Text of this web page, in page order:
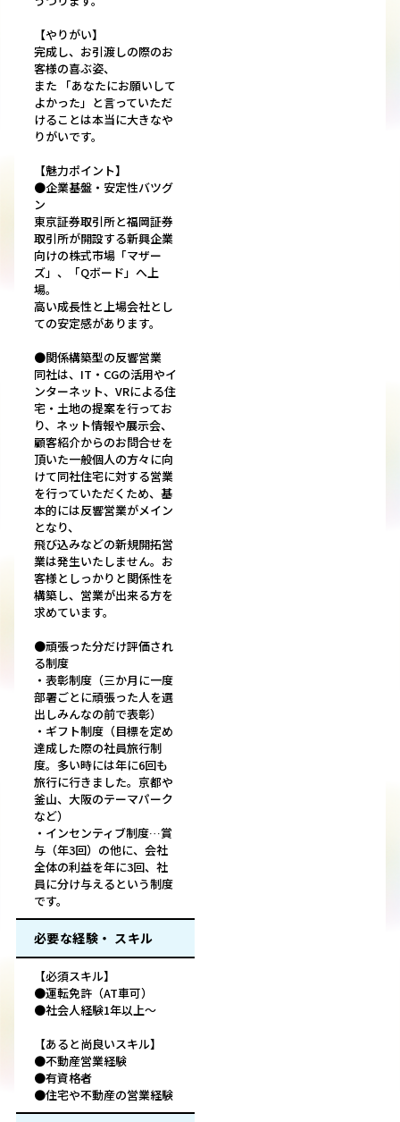
【やりがい】
完成し、お引渡しの際のお
客様の喜ぶ姿、
また 「あなたにお願いして
よかった」と言っていただ
けることは本当に大きなや
りがいです。
【魅力ポイント】
●企業基盤・安定性バツグ
ン
東京証券取引所と福岡証券
取引所が開設する新興企業
向けの株式市場「マザー
ズ」、「Qボード」へ上
場。
高い成長性と上場会社とし
ての安定感があります。
●関係構築型の反響営業
同社は、IT・CGの活用やイ
ンターネット、VRによる住
宅・土地の提案を行ってお
り、ネット情報や展示会、
顧客紹介からのお問合せを
頂いた一般個人の方々に向
けて同社住宅に対する営業
を行っていただくため、基
本的には反響営業がメイン
となり、
飛び込みなどの新規開拓営
業は発生いたしません。お
客様としっかりと関係性を
構築し、営業が出来る方を
求めています。
●頑張った分だけ評価され
る制度
・表彰制度（三か月に一度
部署ごとに頑張った人を選
出しみんなの前で表彰）
・ギフト制度（目標を定め
達成した際の社員旅行制
度。多い時には年に6回も
旅行に行きました。京都や
釜山、大阪のテーマパーク
など）
・インセンティブ制度…賞
与（年3回）の他に、会社
全体の利益を年に3回、社
員に分け与えるという制度
です。
必要な経験・ スキル
【必須スキル】
●運転免許（AT車可）
●社会人経験1年以上～
【あると尚良いスキル】
●不動産営業経験
●有資格者
●住宅や不動産の営業経験